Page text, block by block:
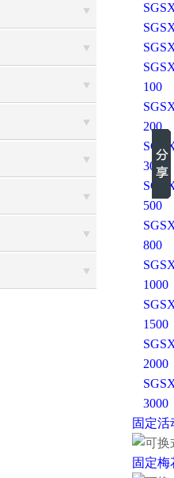
100
200
300
500
800
1000
1500
2000
3000
固定活
固定梅